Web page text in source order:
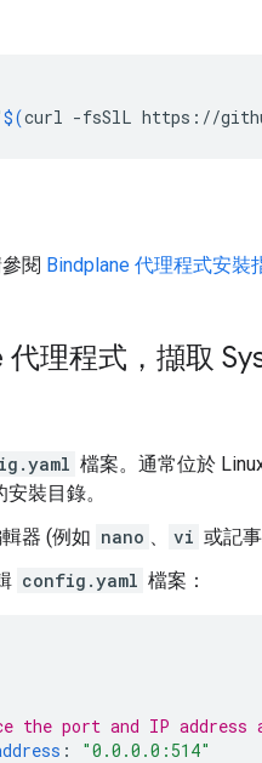
$(curl -fsSlL https://
閱 Bindplane 代理程式安裝
代理程式，擷取
檔案。通常位於
裝目錄。
器 (例如 nano 、 vi 或記
config.yaml 檔案：
the port and IP address
: "0.0.0.0:514"